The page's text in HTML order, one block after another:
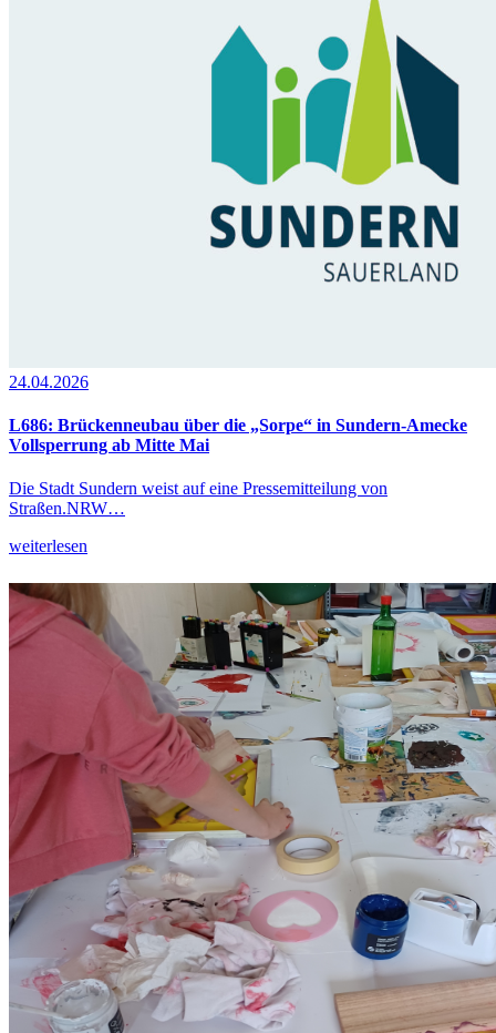
24.04.2026
L686: Brückenneubau über die „Sorpe“ in Sundern-Amecke
Vollsperrung ab Mitte Mai
Die Stadt Sundern weist auf eine Pressemitteilung von
Straßen.NRW…
weiterlesen